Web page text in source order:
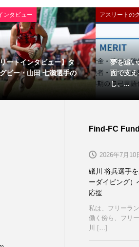
ンタビュー
ートインタビュー】タ
ビー・山田 七瀬選手の
アスリートの
夢を追
面で支
し、...
Find-FC
礒川 将兵選手
ーダイビング）
応援
2026年7月10
私は、フリーラ
働く傍ら、フリ
川 […]